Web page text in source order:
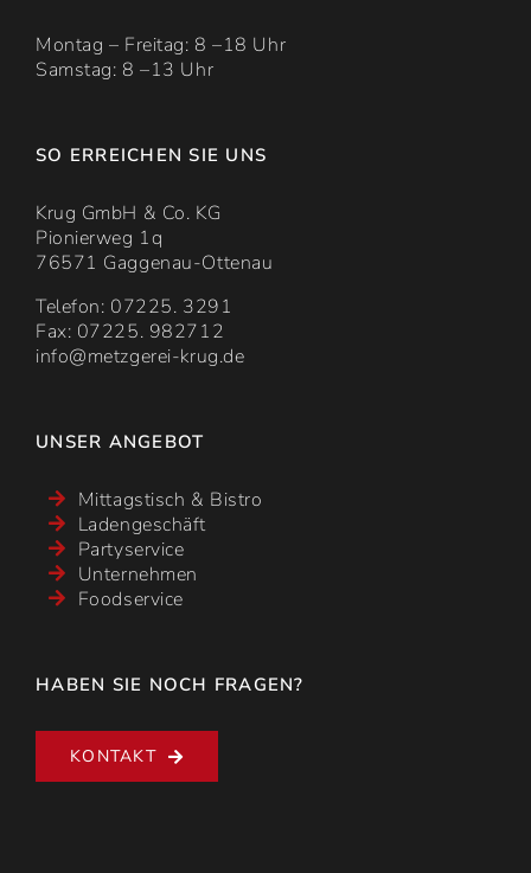
Montag – Freitag: 8 –18 Uhr
Samstag: 8 –13 Uhr
SO ERREICHEN SIE UNS
Krug GmbH & Co. KG
Pionierweg 1q
76571 Gaggenau-Ottenau
Telefon: 07225. 3291
Fax: 07225. 982712
info@metzgerei-krug.de
UNSER ANGEBOT
Mittagstisch & Bistro
Ladengeschäft
Partyservice
Unternehmen
Foodservice
HABEN SIE NOCH FRAGEN?
KONTAKT